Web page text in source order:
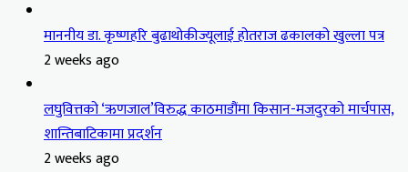
माननीय डा. कृष्णहरि बुढाथोकीज्यूलाई होतराज ढकालको खुल्ला पत्र
2 weeks ago
लघुवित्तको ‘ऋणजाल’विरुद्ध काठमाडौंमा किसान-मजदुरको मार्चपास,
शान्तिबाटिकामा प्रदर्शन
2 weeks ago